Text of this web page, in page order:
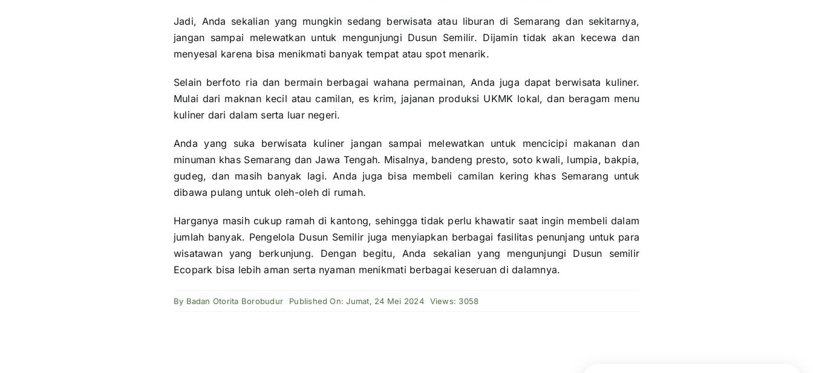
Jadi, Anda sekalian yang mungkin sedang berwisata atau liburan di Semarang dan sekitarnya,
jangan sampai melewatkan untuk mengunjungi Dusun Semilir. Dijamin tidak akan kecewa dan
menyesal karena bisa menikmati banyak tempat atau spot menarik.
Selain berfoto ria dan bermain berbagai wahana permainan, Anda juga dapat berwisata kuliner.
Mulai dari maknan kecil atau camilan, es krim, jajanan produksi UKMK lokal, dan beragam menu
kuliner dari dalam serta luar negeri.
Anda yang suka berwisata kuliner jangan sampai melewatkan untuk mencicipi makanan dan
minuman khas Semarang dan Jawa Tengah. Misalnya, bandeng presto, soto kwali, lumpia, bakpia,
gudeg, dan masih banyak lagi. Anda juga bisa membeli camilan kering khas Semarang untuk
dibawa pulang untuk oleh-oleh di rumah.
Harganya masih cukup ramah di kantong, sehingga tidak perlu khawatir saat ingin membeli dalam
jumlah banyak. Pengelola Dusun Semilir juga menyiapkan berbagai fasilitas penunjang untuk para
wisatawan yang berkunjung. Dengan begitu, Anda sekalian yang mengunjungi Dusun semilir
Ecopark bisa lebih aman serta nyaman menikmati berbagai keseruan di dalamnya.
By Badan Otorita Borobudur Published On: Jumat, 24 Mei 2024 Views: 3058